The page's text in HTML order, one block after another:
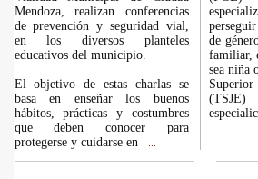
Mendoza, realizan conferencias
de prevención y seguridad vial,
en los diversos planteles
educativos del municipio.
El objetivo de estas charlas se
basa en enseñar los buenos
hábitos, prácticas y costumbres
que deben conocer para
protegerse y cuidarse en
de
familiar,
sea niña